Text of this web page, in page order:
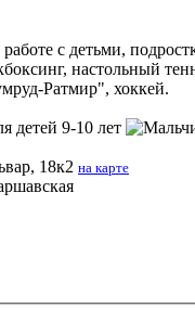
с детьми,
настольный
Ратмир", хоккей.
детей 9-10 лет
18к2 на карте